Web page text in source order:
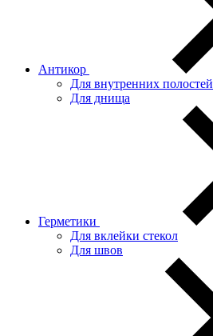
Антикор
Для внутренних полостей
Для днища
Герметики
Для вклейки стекол
Для швов